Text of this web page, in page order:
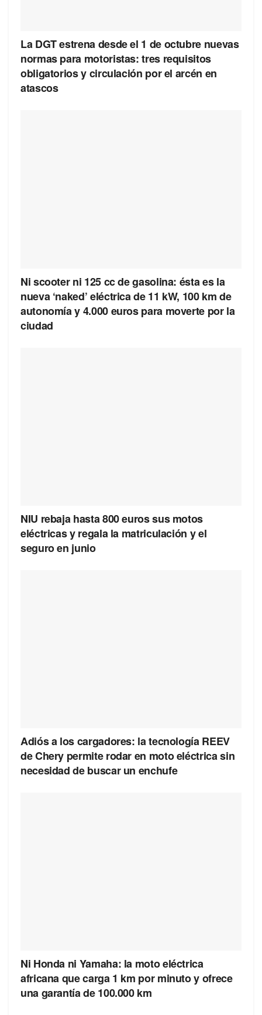
La DGT estrena desde el 1 de octubre nuevas
normas para motoristas: tres requisitos
obligatorios y circulación por el arcén en
atascos
Ni scooter ni 125 cc de gasolina: ésta es la
nueva ‘naked’ eléctrica de 11 kW, 100 km de
autonomía y 4.000 euros para moverte por la
ciudad
NIU rebaja hasta 800 euros sus motos
eléctricas y regala la matriculación y el
seguro en junio
Adiós a los cargadores: la tecnología REEV
de Chery permite rodar en moto eléctrica sin
necesidad de buscar un enchufe
Ni Honda ni Yamaha: la moto eléctrica
africana que carga 1 km por minuto y ofrece
una garantía de 100.000 km